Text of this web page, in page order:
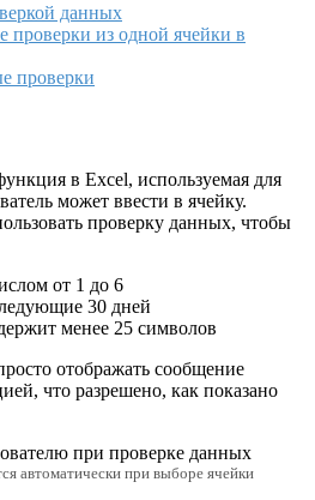
данных
проверки из одной ячейки в
проверки
в Excel, используемая для
может ввести в ячейку.
проверку данных, чтобы
от 1 до 6
30 дней
менее 25 символов
отображать сообщение
что разрешено, как показано
автоматически при выборе ячейки